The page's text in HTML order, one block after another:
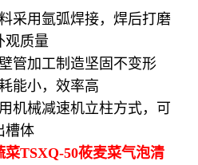
用氩弧焊接，焊后打磨
观质量
加工制造坚固不变形
小，效率高
械减速机立柱方式，可
槽体
TSXQ-50莜麦菜气泡清